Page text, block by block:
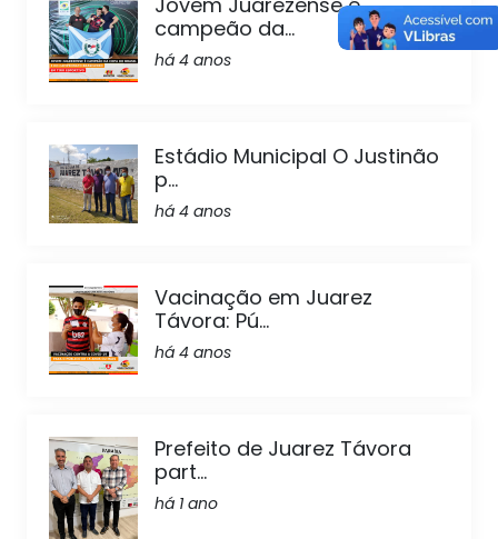
campeão da...
há 4 anos
Estádio Municipal O Justinão
p...
há 4 anos
Vacinação em Juarez
Távora: Pú...
há 4 anos
Prefeito de Juarez Távora
part...
há 1 ano